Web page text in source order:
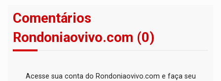
Comentários
Rondoniaovivo.com (0)
Acesse sua conta do Rondoniaovivo.com e faça seu